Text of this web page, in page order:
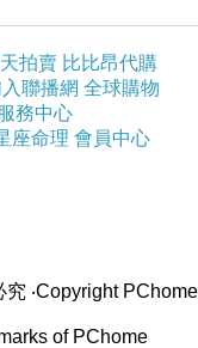
，確保其符合您
細檢查合同條
方式。
通，確保您們
援，請確保顧
的業務資訊得
拍賣 比比昂代購
聯播網 全球購物
服務中心
座命理 會員中心
究 ‧Copyright PChome
of PChome